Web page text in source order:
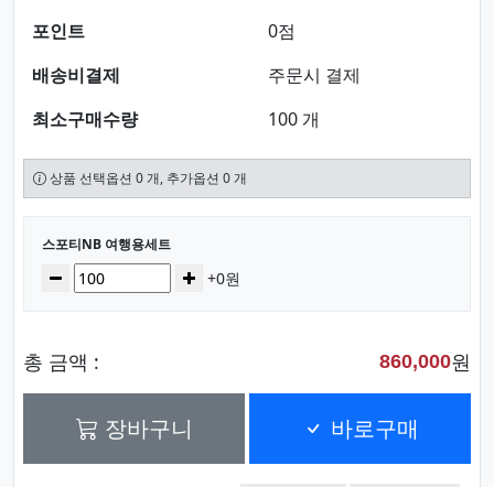
포인트
0점
배송비결제
주문시 결제
최소구매수량
100 개
상품 선택옵션 0 개, 추가옵션 0 개
선택된 옵션
스포티NB 여행용세트
수량감소 증가+0원
총 금액 : 860,000원
장바구니 바로구매